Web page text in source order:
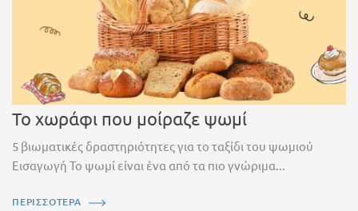
Το χωράφι που μοίραζε ψωμί
5 βιωματικές δραστηριότητες για το ταξίδι του ψωμιού
Εισαγωγή Το ψωμί είναι ένα από τα πιο γνώριμα...
ΠΕΡΙΣΣΟΤΕΡΑ